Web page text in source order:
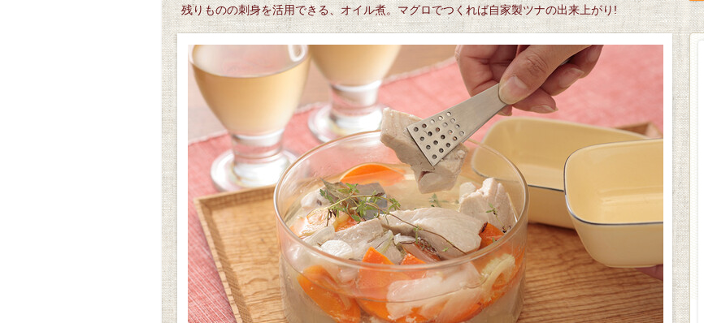
残りものの刺身を活用できる、オイル煮。マグロでつくれば自家製ツナの出来上がり!